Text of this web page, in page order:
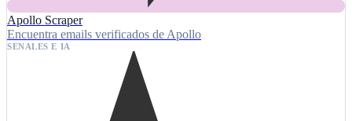
Apollo Scraper
Encuentra emails verificados de Apollo
SENALES E IA